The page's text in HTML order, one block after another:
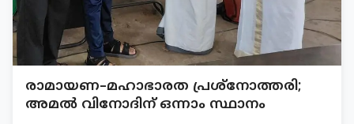
രാമായണ–മഹാഭാരത പ്രശ്നോത്തരി;
അമൽ വിനോദിന് ഒന്നാം സ്ഥാനം